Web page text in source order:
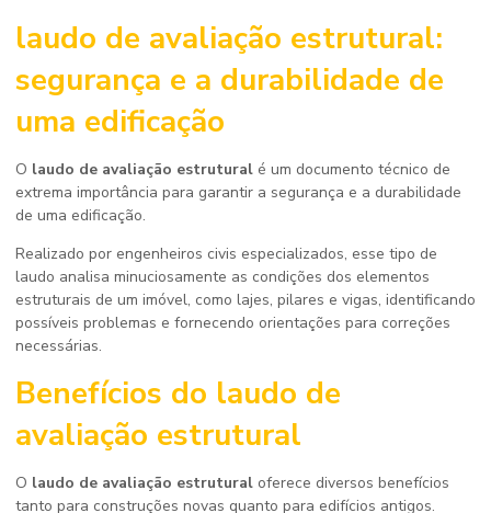
laudo de avaliação estrutural:
segurança e a durabilidade de
uma edificação
O laudo de avaliação estrutural é um documento técnico de
extrema importância para garantir a segurança e a durabilidade
de uma edificação.
Realizado por engenheiros civis especializados, esse tipo de
laudo analisa minuciosamente as condições dos elementos
estruturais de um imóvel, como lajes, pilares e vigas, identificando
possíveis problemas e fornecendo orientações para correções
necessárias.
Benefícios do laudo de
avaliação estrutural
O laudo de avaliação estrutural oferece diversos benefícios
tanto para construções novas quanto para edifícios antigos.